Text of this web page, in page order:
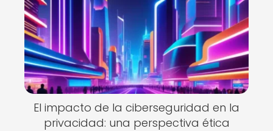
El impacto de la ciberseguridad en la
privacidad: una perspectiva ética